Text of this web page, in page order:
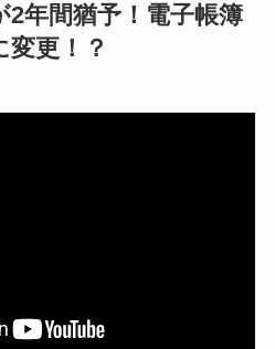
2年間猶予！電子帳簿
更！？